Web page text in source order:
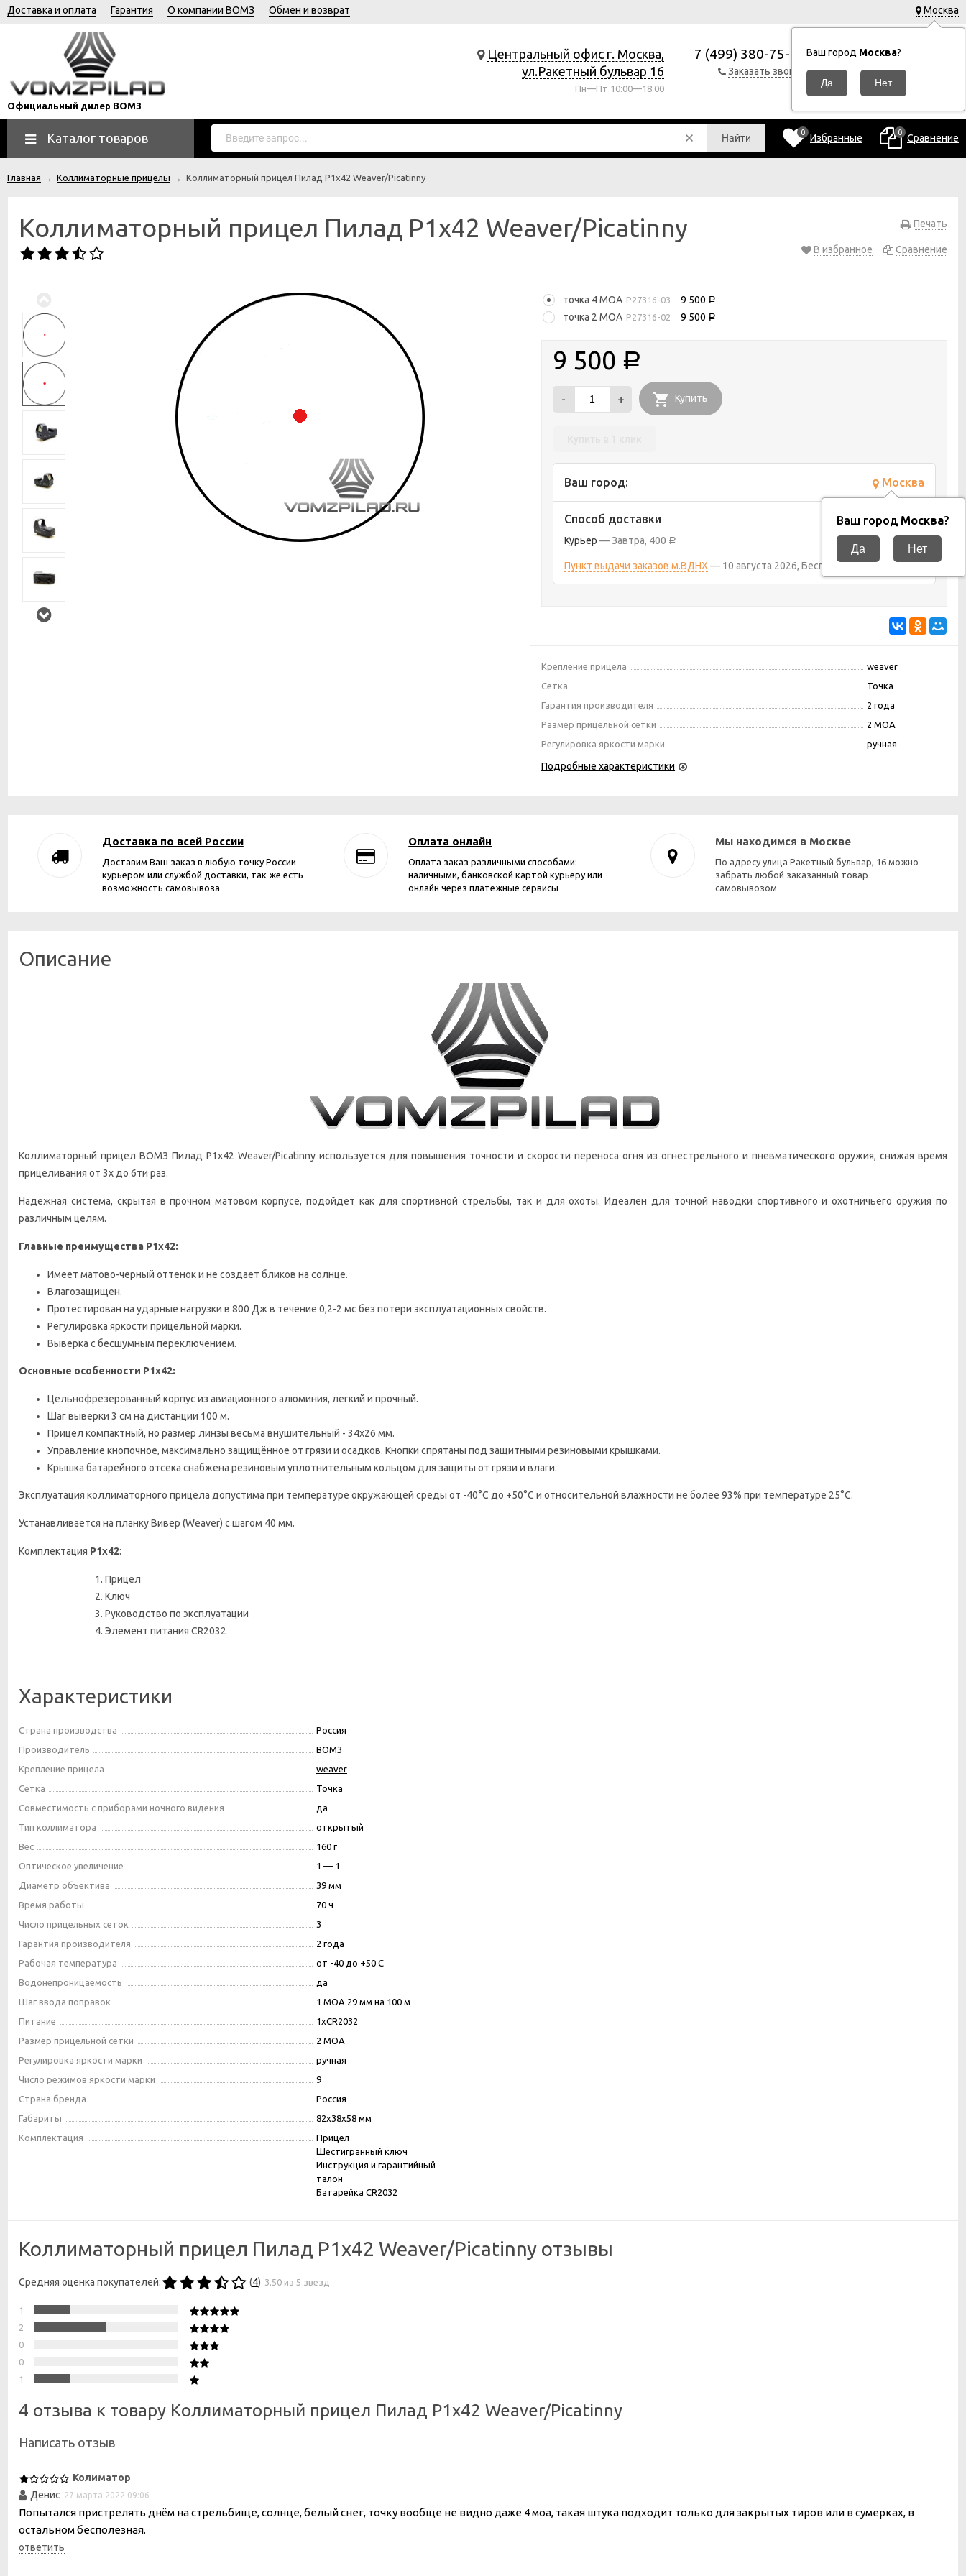
Москва
Ваш город Москва?
Доставка и оплата Гарантия О компании ВОМЗ Обмен и возврат
Официальный дилер ВОМЗ
Центральный офис г. Москва,
ул.Ракетный бульвар 16
Пн—Пт 10:00—18:00
7 (499) 380-75-63
Заказать звонок
Каталог товаров Найти 0 Избранные 0 Сравнение
Главная → Коллиматорные прицелы → Коллиматорный прицел Пилад P1x42 Weaver/Picatinny
Печать
Коллиматорный прицел Пилад P1x42 Weaver/Picatinny
В избранное Сравнение
точка 4 МОА P27316-03 9 500 Р
точка 2 МОА P27316-02 9 500 Р
9 500 Р
- + Купить
Ваш город: Москва
Ваш город Москва?
Способ доставки
Курьер Завтра 400 Р
Пункт выдачи заказов м.ВДНХ 10 августа 2026 Бесплатно
Крепление прицела
weaver
Сетка
Точка
Гарантия производителя
2 года
Размер прицельной сетки
2 MOA
Регулировка яркости марки
ручная
Подробные характеристики
Доставка по всей России
Доставим Ваш заказ в любую точку России
курьером или службой доставки, так же есть
возможность самовывоза
Оплата онлайн
Оплата заказ различными способами:
наличными, банковской картой курьеру или
онлайн через платежные сервисы
Мы находимся в Москве
По адресу улица Ракетный бульвар, 16 можно
забрать любой заказанный товар
самовывозом
Описание
Коллиматорный прицел ВОМЗ Пилад P1x42 Weaver/Picatinny используется для повышения точности и скорости переноса огня из огнестрельного и пневматического оружия, снижая время
прицеливания от 3х до 6ти раз.
Надежная система, скрытая в прочном матовом корпусе, подойдет как для спортивной стрельбы, так и для охоты. Идеален для точной наводки спортивного и охотничьего оружия по
различным целям.
Главные преимущества Р1х42:
Имеет матово-черный оттенок и не создает бликов на солнце.
Влагозащищен.
Протестирован на ударные нагрузки в 800 Дж в течение 0,2-2 мс без потери эксплуатационных свойств.
Регулировка яркости прицельной марки.
Выверка с бесшумным переключением.
Основные особенности Р1х42:
Цельнофрезерованный корпус из авиационного алюминия, легкий и прочный.
Шаг выверки 3 см на дистанции 100 м.
Прицел компактный, но размер линзы весьма внушительный - 34х26 мм.
Управление кнопочное, максимально защищённое от грязи и осадков. Кнопки спрятаны под защитными резиновыми крышками.
Крышка батарейного отсека снабжена резиновым уплотнительным кольцом для защиты от грязи и влаги.
Эксплуатация коллиматорного прицела допустима при температуре окружающей среды от -40°С до +50°С и относительной влажности не более 93% при температуре 25°С.
Устанавливается на планку Вивер (Weaver) с шагом 40 мм.
Комплектация Р1х42:
Прицел
Ключ
Руководство по эксплуатации
Элемент питания CR2032
Характеристики
Страна производства
Россия
Производитель
ВОМЗ
Крепление прицела
weaver
Сетка
Точка
Совместимость с приборами ночного видения
да
Тип коллиматора
открытый
Вес
160 г
Оптическое увеличение
1 — 1
Диаметр объектива
39 мм
Время работы
70 ч
Число прицельных сеток
3
Гарантия производителя
2 года
Рабочая температура
от -40 до +50 C
Водонепроницаемость
да
Шаг ввода поправок
1 MOA 29 мм на 100 м
Питание
1хCR2032
Размер прицельной сетки
2 MOA
Регулировка яркости марки
ручная
Число режимов яркости марки
9
Страна бренда
Россия
Габариты
82х38х58 мм
Комплектация
Прицел
Шестигранный ключ
Инструкция и гарантийный
талон
Батарейка CR2032
Коллиматорный прицел Пилад P1x42 Weaver/Picatinny отзывы
Средняя оценка покупателей: (4) 3.50 из 5 звезд
1
2
0
0
1
4 отзыва к товару Коллиматорный прицел Пилад P1x42 Weaver/Picatinny
Написать отзыв
Колиматор
Денис 27 марта 2022 09:06
Попытался пристрелять днём на стрельбище, солнце, белый снег, точку вообще не видно даже 4 моа, такая штука подходит только для закрытых тиров или в сумерках, в
остальном бесполезная.
ответить